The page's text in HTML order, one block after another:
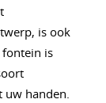
is ook
is
uw handen.